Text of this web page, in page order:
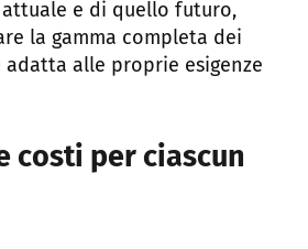
e di quello futuro,
la gamma completa dei
alle proprie esigenze
costi per ciascun